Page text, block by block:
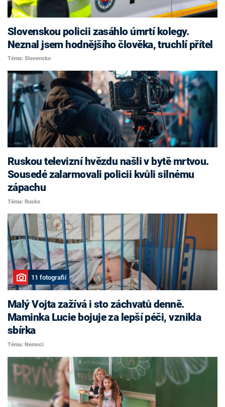
Slovenskou policii zasáhlo úmrtí kolegy.
Neznal jsem hodnějšího člověka, truchlí přítel
Téma: Slovensko
Ruskou televizní hvězdu našli v bytě mrtvou.
Sousedé zalarmovali policii kvůli silnému
zápachu
Téma: Rusko
11 fotografií
Malý Vojta zažívá i sto záchvatů denně.
Maminka Lucie bojuje za lepší péči, vznikla
sbírka
Téma: Nemoci